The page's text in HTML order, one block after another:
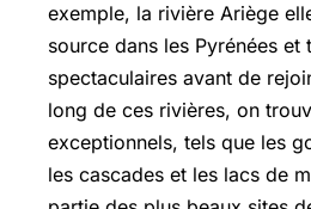
exemple, la rivière Ariège
source dans les Pyrénées
spectaculaires avant de
long de ces rivières, on
exceptionnels, tels que les
les cascades et les lacs de